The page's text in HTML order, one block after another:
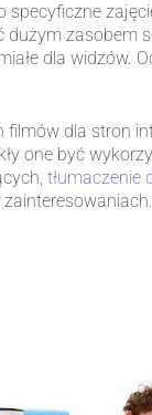
specyficzne
zasobem
dla widzów.
filmów dla stron
one być
tłumaczenie